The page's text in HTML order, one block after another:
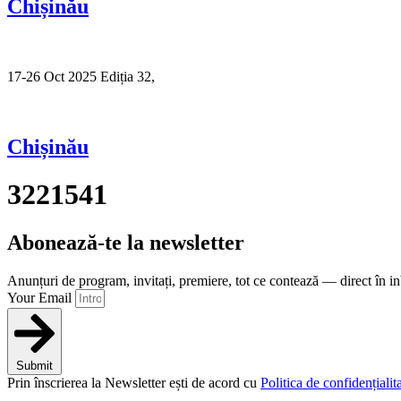
Chișinău
17-26 Oct 2025 Ediția 32,
Chișinău
3221541
Abonează-te la newsletter
Anunțuri de program, invitați, premiere, tot ce contează — direct în
Your Email
Submit
Prin înscrierea la Newsletter ești de acord cu Politica de